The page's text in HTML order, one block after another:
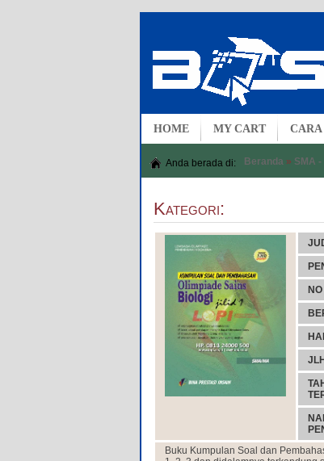
HOME MY CART
Anda berada di: Beranda» SMA
Kategori:
Buku Kumpulan Soal dan